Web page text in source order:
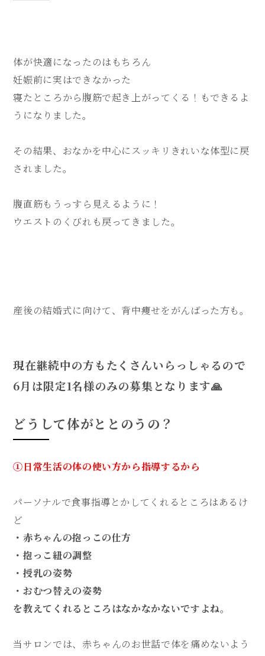
体が快適になったのはもちろん
妊娠前に実はできなかった
寝たところから腹筋で起き上がってくる！もできるよ
うになりました。
その結果、おなかを中心にスッキリきれいな体型に戻
されました。
腹直筋もうっすら見えるように！
ウエストのくびれも戻ってきました。
産後の結婚式に向けて、背中痩せをがんばった方も。
現在継続中の方もたくさんいらっしゃるので
6月は限定1名様のみの募集となります🙏
どうして体がととのうの？
①日常生活の体の使い方から指導するから
パーソナルで食事指導とかしてくれるところはあるけ
ど
・赤ちゃんの抱っこの仕方
・抱っこ紐の調整
・授乳の姿勢
・おむつ替えの姿勢
を教えてくれるところはなかなかないですよね。
当サロンでは、赤ちゃんのお世話で体を痛めないよう